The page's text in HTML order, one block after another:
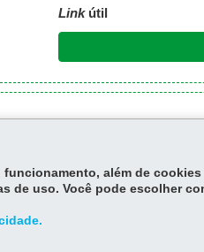
Linkútil
além de
de uso. Você pode escolher